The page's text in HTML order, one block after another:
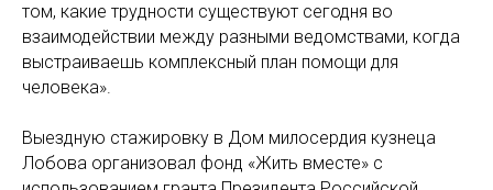
том, какие трудности существуют сегодня во
взаимодействии между разными ведомствами, когда
выстраиваешь комплексный план помощи для
человека».
Выездную стажировку в Дом милосердия кузнеца
Лобова организовал фонд «Жить вместе» с